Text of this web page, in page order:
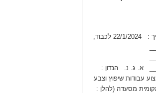
לחץ כאן להורדת מסמכים תאריך : 22/1/2024 לכבוד,
א. ג. נ. הנדון :
עבודות שיפוץ וצבע
מסעדה (להלן :